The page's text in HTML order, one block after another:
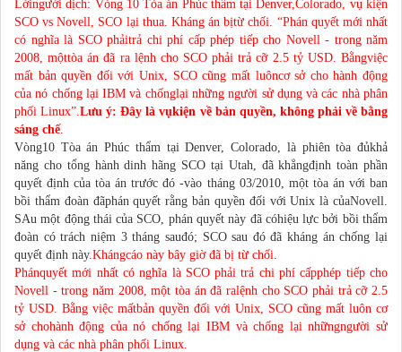
Lờingười dịch: Vòng 10 Tòa án Phúc thẩm tại Denver,Colorado, vụ kiện
SCO vs Novell, SCO lại thua. Kháng án bịtừ chối. “Phán quyết mới nhất
có nghĩa là SCO phảitrả chi phí cấp phép tiếp cho Novell - trong năm
2008, mộttòa án đã ra lệnh cho SCO phải trả cỡ 2.5 tỷ USD. Bằngviệc
mất bản quyền đối với Unix, SCO cũng mất luôncơ sở cho hành động
của nó chống lại IBM và chốnglại những người sử dụng và các nhà phân
phối Linux”.Lưu ý: Đây là vụkiện về bản quyền, không phải về bằng
sáng chế.
Vòng10 Tòa án Phúc thẩm tại Denver, Colorado, là phiên tòa đủkhả
năng cho tổng hành dinh hãng SCO tại Utah, đã khẳngđịnh toàn phần
quyết định của tòa án trước đó -vào tháng 03/2010, một tòa án với ban
bồi thẩm đoàn đãphán quyết rằng bản quyền đối với Unix là củaNovell.
SAu một động thái của SCO, phán quyết này đã cóhiệu lực bởi bồi thẩm
đoàn có trách niệm 3 tháng sauđó; SCO sau đó đã kháng án chống lại
quyết định này.Khángcáo này bây giờ đã bị từ chối.
Phánquyết mới nhất có nghĩa là SCO phải trả chi phí cấpphép tiếp cho
Novell - trong năm 2008, một tòa án đã ralệnh cho SCO phải trả cỡ 2.5
tỷ USD. Bằng việc mấtbản quyền đối với Unix, SCO cũng mất luôn cơ
sở chohành động của nó chống lại IBM và chống lại nhữngngười sử
dụng và các nhà phân phối Linux.